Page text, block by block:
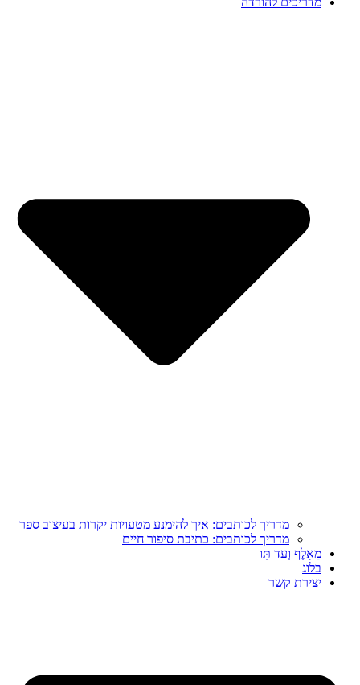
מדריך לכותבים: איך להימנע מטעויות יקרות בעיצוב ספר
מדריך לכותבים: כתיבת סיפור חיים
מֵאָלֶף וְעַד תָּו
בלוג
יצירת קשר